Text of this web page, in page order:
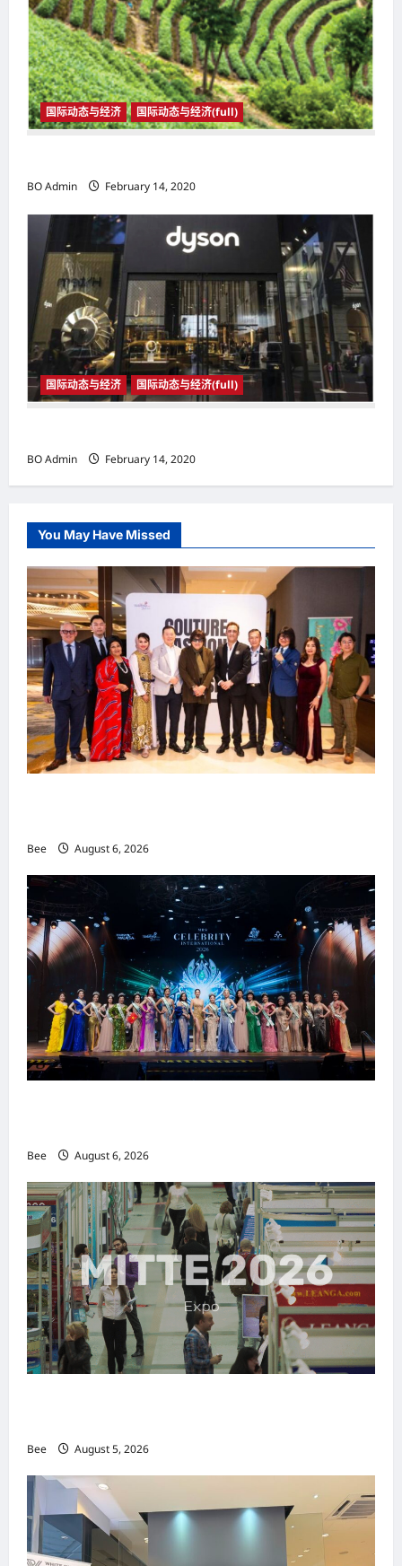
国际动态与经济 国际动态与经济(full)
BO Admin February 14, 2020
国际动态与经济 国际动态与经济(full)
BO Admin February 14, 2020
You May Have Missed
Bee August 6, 2026
Bee August 6, 2026
Bee August 5, 2026